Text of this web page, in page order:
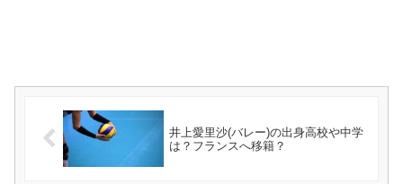
井上愛里沙(バレー)の出身高校や中学
は？フランスへ移籍？